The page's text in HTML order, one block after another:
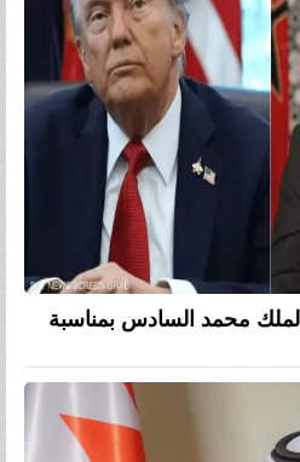
محمد السادس بمناسبة